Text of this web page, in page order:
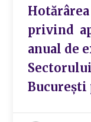
Hotărârea
privind
anual de
București